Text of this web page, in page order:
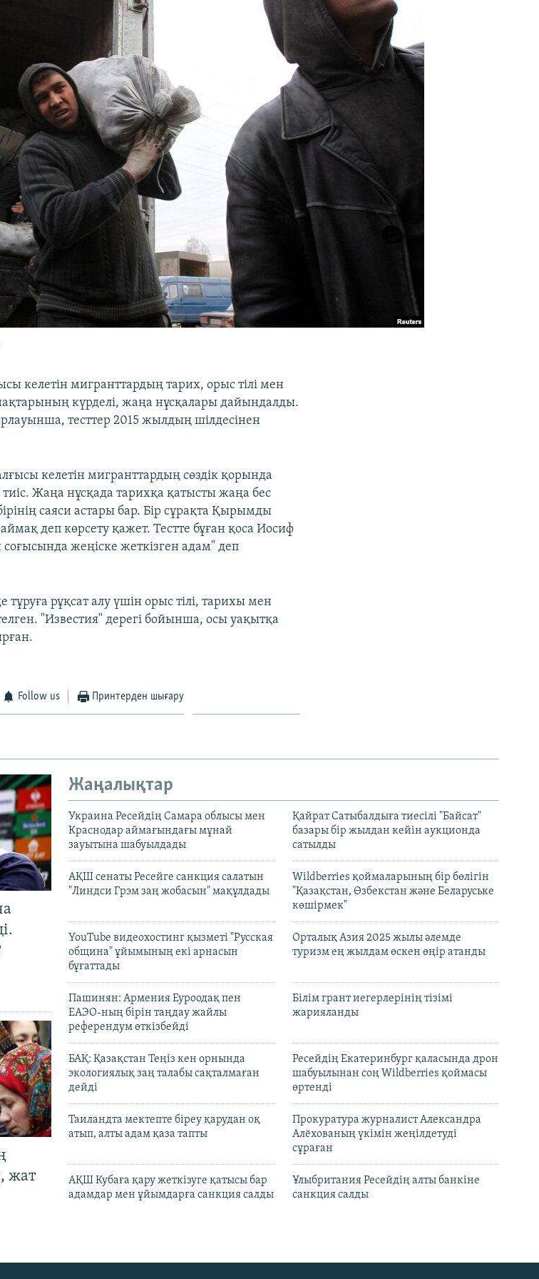
келетін мигранттардың тарих, орыс тілі мен
күрделі, жаңа нұсқалары дайындалды.
тесттер 2015 жылдың шілдесінен
келетін мигранттардың сөздік қорында
Жаңа нұсқада тарихқа қатысты жаңа бес
саяси астары бар. Бір сұрақта Қырымды
деп көрсету қажет. Тестте бұған қоса Иосиф
жеңіске жеткізген адам" деп
тұруға рұқсат алу үшін орыс тілі, тарихы мен
"Известия" дерегі бойынша, осы уақытқа
Follow us Принтерден шығару
жат
Жаңалықтар
Украина Ресейдің Самара облысы мен
Краснодар аймағындағы мұнай
зауытына шабуылдады
Қайрат Сатыбалдыға тиесілі "Байсат"
базары бір жылдан кейін аукционда
сатылды
АҚШ сенаты Ресейге санкция салатын
"Линдси Грэм заң жобасын" мақұлдады
Wildberries қоймаларының бір бөлігін
"Қазақстан, Өзбекстан және Беларуське
көшірмек"
YouTube видеохостинг қызметі "Русская
община" ұйымының екі арнасын
бұғаттады
Орталық Азия 2025 жылы әлемде
туризм ең жылдам өскен өңір атанды
Пашинян: Армения Еуроодақ пен
ЕАЭО-ның бірін таңдау жайлы
референдум өткізбейді
Білім грант иегерлерінің тізімі
жарияланды
БАҚ: Қазақстан Теңіз кен орнында
экологиялық заң талабы сақталмаған
дейді
Ресейдің Екатеринбург қаласында дрон
шабуылынан соң Wildberries қоймасы
өртенді
Таиландта мектепте біреу қарудан оқ
атып, алты адам қаза тапты
Прокуратура журналист Александра
Алёхованың үкімін жеңілдетуді
сұраған
АҚШ Кубаға қару жеткізуге қатысы бар
адамдар мен ұйымдарға санкция салды
Ұлыбритания Ресейдің алты банкіне
санкция салды